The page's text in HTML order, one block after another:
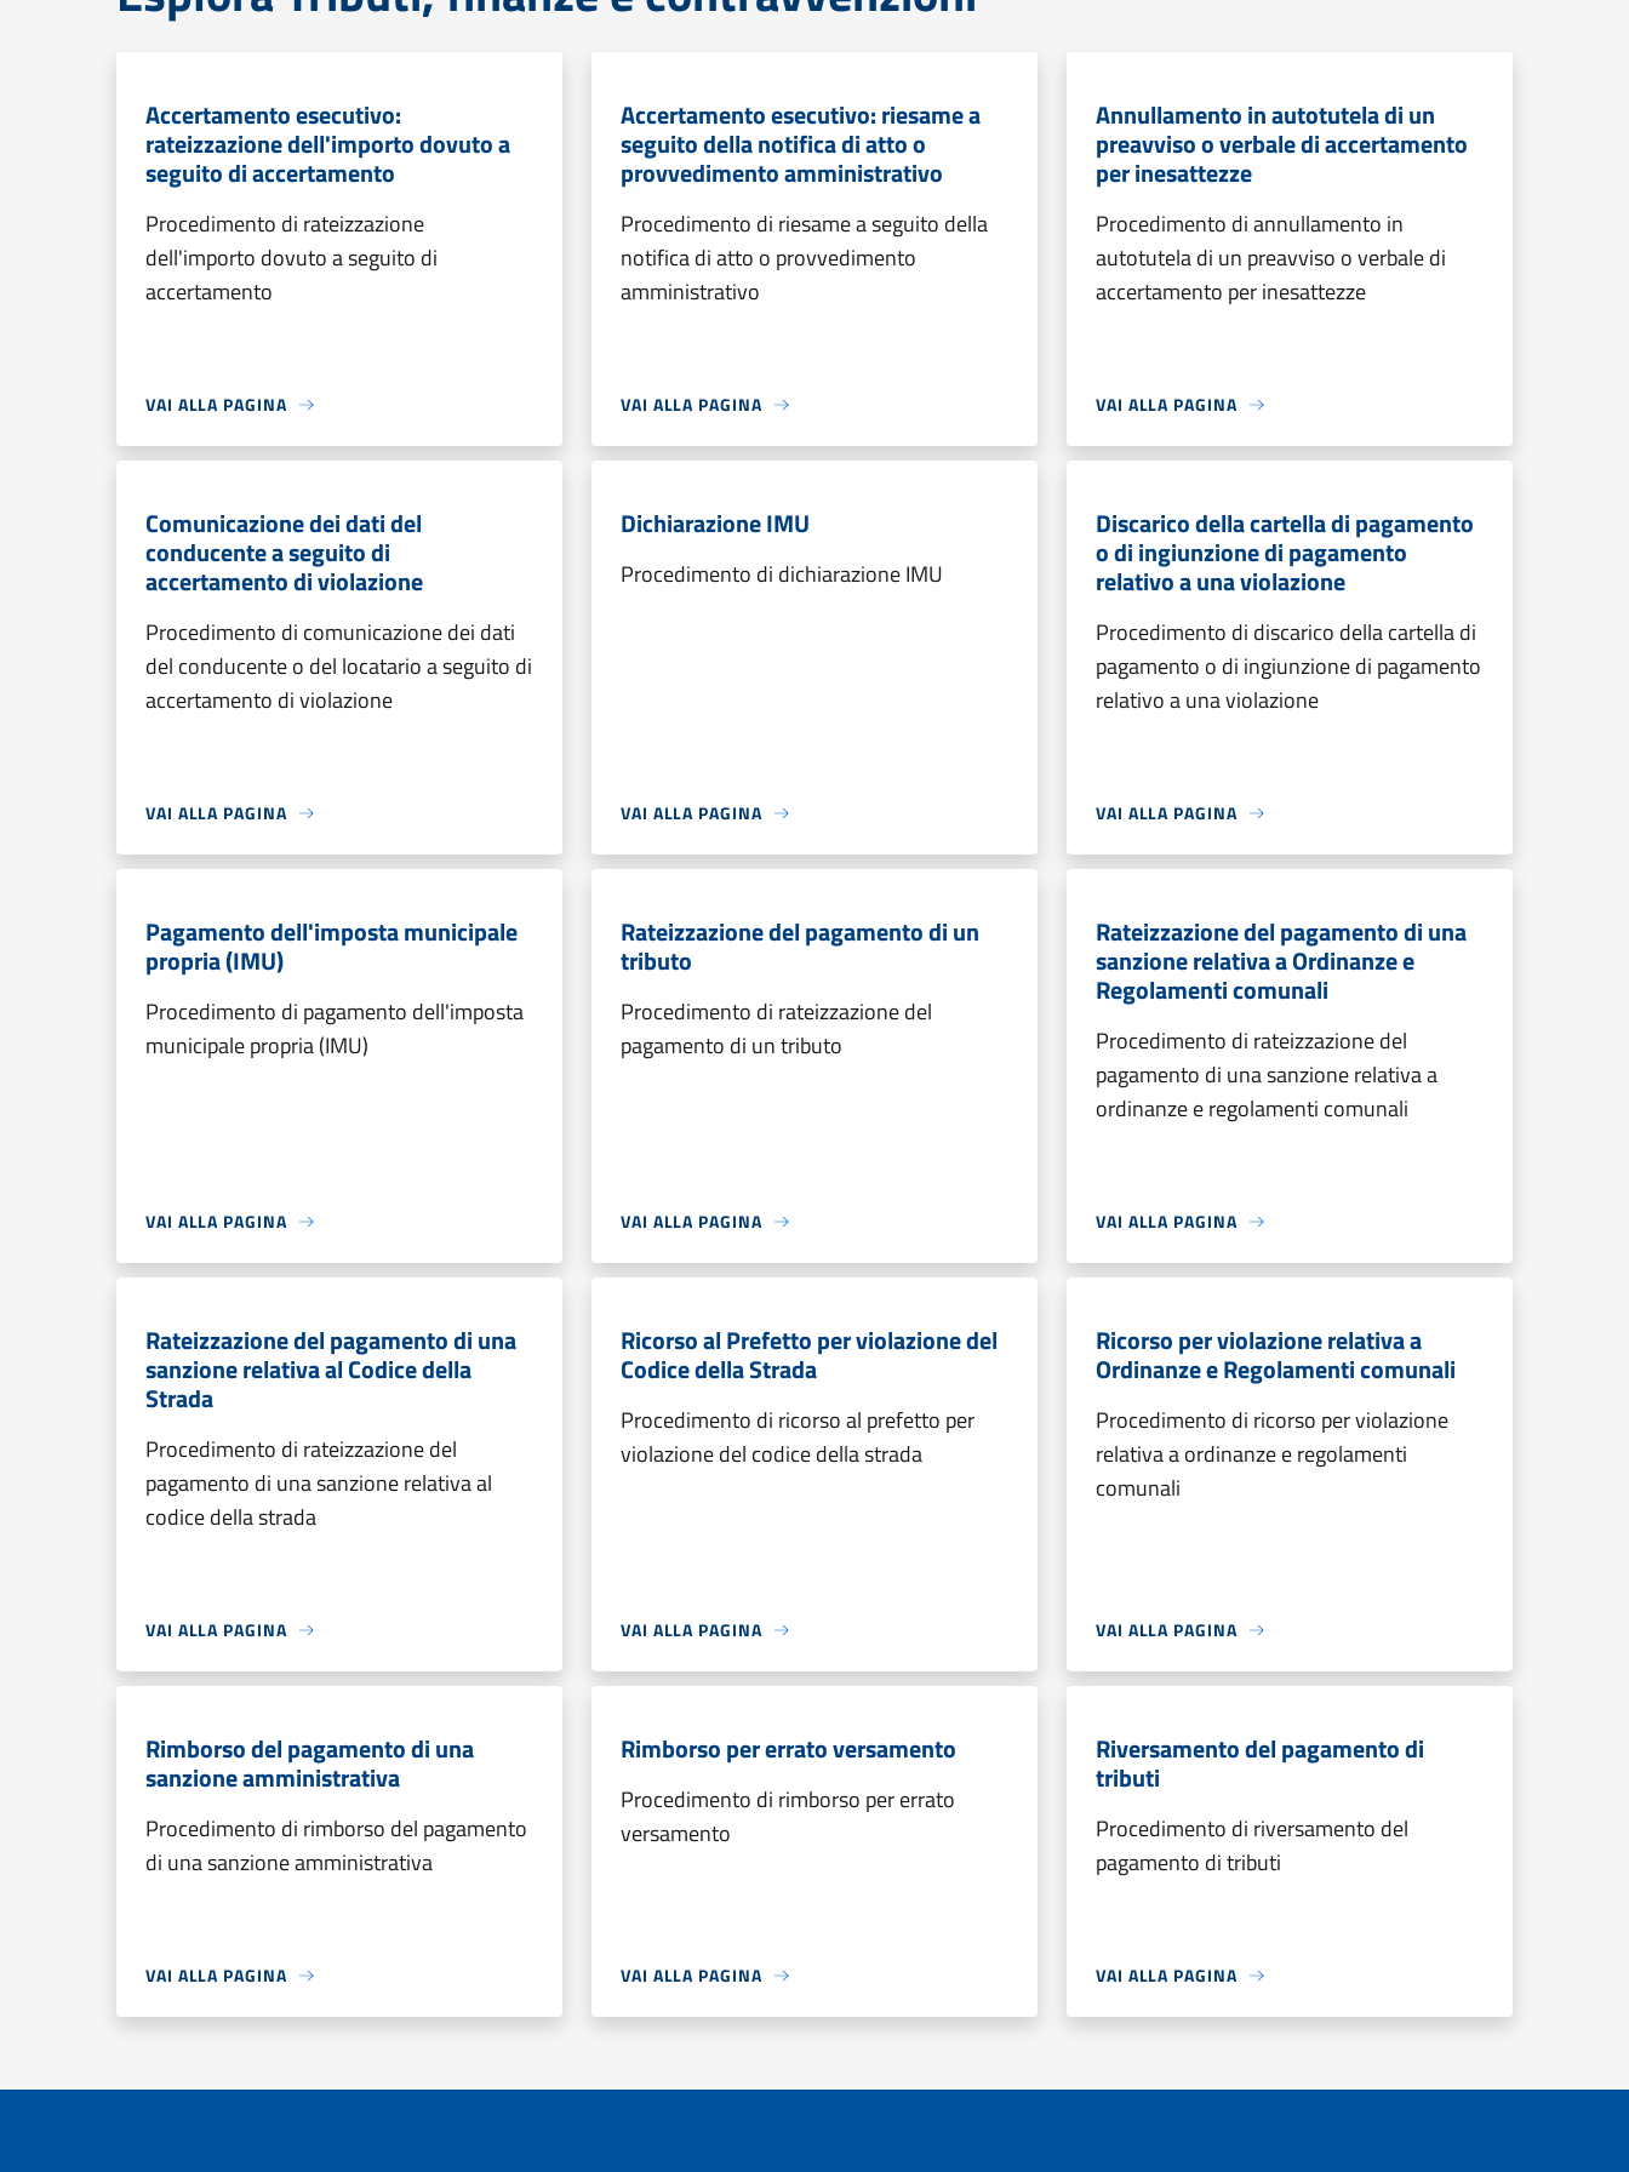
Accertamento esecutivo:
rateizzazione dell'importo dovuto a
seguito di accertamento
Procedimento di rateizzazione
dell'importo dovuto a seguito di
accertamento
VAI ALLA PAGINA
Accertamento esecutivo: riesame a
seguito della notifica di atto o
provvedimento amministrativo
Procedimento di riesame a seguito della
notifica di atto o provvedimento
amministrativo
VAI ALLA PAGINA
Annullamento in autotutela di un
preavviso o verbale di accertamento
per inesattezze
Procedimento di annullamento in
autotutela di un preavviso o verbale di
accertamento per inesattezze
VAI ALLA PAGINA
Comunicazione dei dati del
conducente a seguito di
accertamento di violazione
Procedimento di comunicazione dei dati
del conducente o del locatario a seguito di
accertamento di violazione
VAI ALLA PAGINA
Dichiarazione IMU
Procedimento di dichiarazione IMU
VAI ALLA PAGINA
Discarico della cartella di pagamento
o di ingiunzione di pagamento
relativo a una violazione
Procedimento di discarico della cartella di
pagamento o di ingiunzione di pagamento
relativo a una violazione
VAI ALLA PAGINA
Pagamento dell'imposta municipale
propria (IMU)
Procedimento di pagamento dell'imposta
municipale propria (IMU)
VAI ALLA PAGINA
Rateizzazione del pagamento di un
tributo
Procedimento di rateizzazione del
pagamento di un tributo
VAI ALLA PAGINA
Rateizzazione del pagamento di una
sanzione relativa a Ordinanze e
Regolamenti comunali
Procedimento di rateizzazione del
pagamento di una sanzione relativa a
ordinanze e regolamenti comunali
VAI ALLA PAGINA
Rateizzazione del pagamento di una
sanzione relativa al Codice della
Strada
Procedimento di rateizzazione del
pagamento di una sanzione relativa al
codice della strada
VAI ALLA PAGINA
Ricorso al Prefetto per violazione del
Codice della Strada
Procedimento di ricorso al prefetto per
violazione del codice della strada
VAI ALLA PAGINA
Ricorso per violazione relativa a
Ordinanze e Regolamenti comunali
Procedimento di ricorso per violazione
relativa a ordinanze e regolamenti
comunali
VAI ALLA PAGINA
Rimborso del pagamento di una
sanzione amministrativa
Procedimento di rimborso del pagamento
di una sanzione amministrativa
VAI ALLA PAGINA
Rimborso per errato versamento
Procedimento di rimborso per errato
versamento
VAI ALLA PAGINA
Riversamento del pagamento di
tributi
Procedimento di riversamento del
pagamento di tributi
VAI ALLA PAGINA